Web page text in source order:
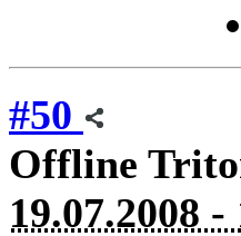
#50
Offline
19.07.2008